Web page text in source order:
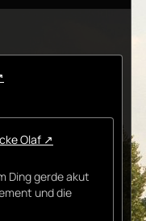
Olaf
Ding gerde akut
und die